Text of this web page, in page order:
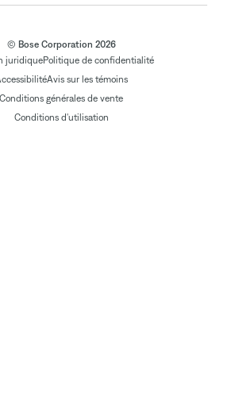
© Bose Corporation 2026
juridiquePolitique de confidentialité
Avis sur les témoins
Conditions générales de vente
Conditions d'utilisation